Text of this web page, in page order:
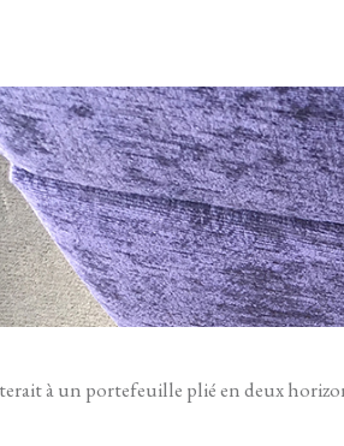
à un portefeuille plié en deux